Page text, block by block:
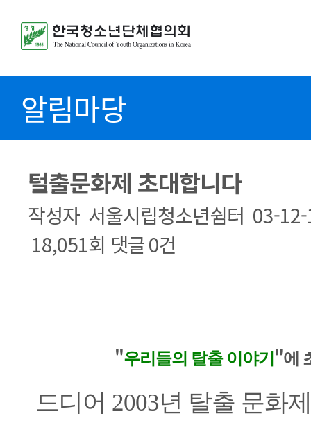
알림마당
털출문화제 초대합니다
작성자 서울시립청소년쉼터 03-
18,051회 댓글0건
"우리들의 탈출 이야기 "에
드디어 2003년 탈출 문화